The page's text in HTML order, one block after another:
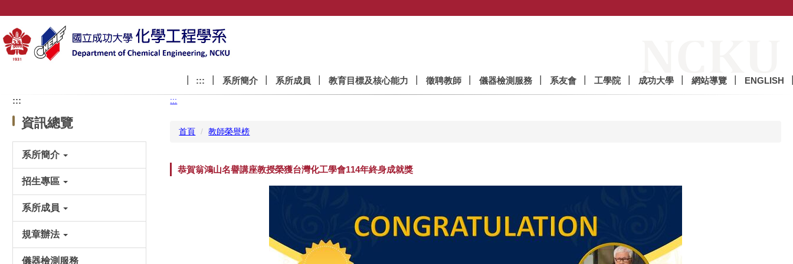
主
要
內
::: 系所簡介 系所成員 教育目標及核心能力 徵聘教師 儀器檢測服務 系友會 工學院 成功大學 網站導覽 ENGLISH
:::
資訊總覽
系所簡介
招生專區
系所成員
規章辦法
儀器檢測服務
:::
首頁 教師榮譽榜
恭賀翁鴻山名譽講座教授榮獲台灣化工學會114年終身成就獎